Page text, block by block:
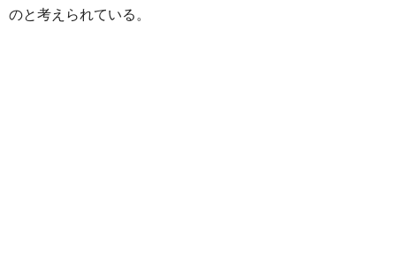
のと考えられている。